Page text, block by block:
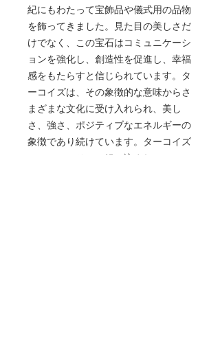
紀にもわたって宝飾品や儀式用の品物
を飾ってきました。見た目の美しさだ
けでなく、この宝石はコミュニケーシ
ョンを強化し、創造性を促進し、幸福
感をもたらすと信じられています。タ
ーコイズは、その象徴的な意味からさ
まざまな文化に受け入れられ、美し
さ、強さ、ポジティブなエネルギーの
象徴であり続けています。ターコイズ
は、ジュエリーに組み込まれていて